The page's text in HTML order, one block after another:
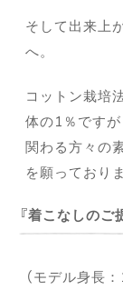
そして出来上
へ。
コットン栽培
体の1％ですが
関わる方々の
を願っておりま
着こなしのご
（モデル身長